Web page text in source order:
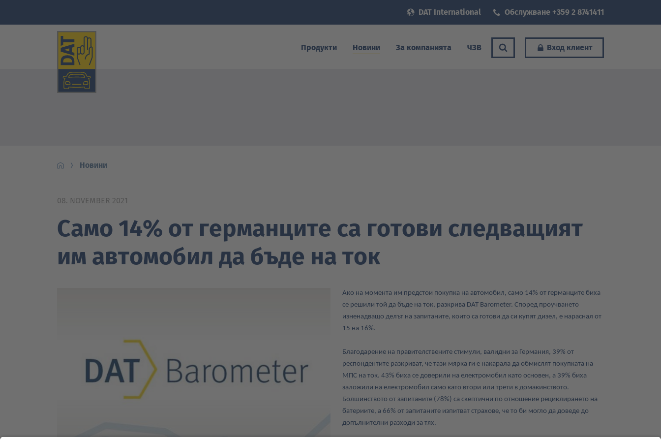
DAT International Обслужване +359 2 8741411
Продукти Новини За компанията ЧЗВ Вход клиент
Новини
08. NOVEMBER 2021
Само 14% oт германците са готови следващият
им автомобил да бъде на ток
Ако на момента им предстои покупка на автомобил, само 14% от германците биха
се решили той да бъде на ток, разкрива DAT Barometer. Според проучването
изненадващо делът на запитаните, които са готови да си купят дизел, е нараснал от
15 на 16%.
Благодарение на правителствените стимули, валидни за Германия, 39% от
респондентите разкриват, че тази мярка ги е накарала да обмислят покупката на
МПС на ток. 43% биха се доверили на електромобил като основен, а 39% биха
заложили на електромобил само като втори или трети в домакинството.
Болшинството от запитаните (78%) са скептични по отношение рециклирането на
батериите, а 66% от запитаните изпитват страхове, че то би могло да доведе до
допълнителни разходи за тях.